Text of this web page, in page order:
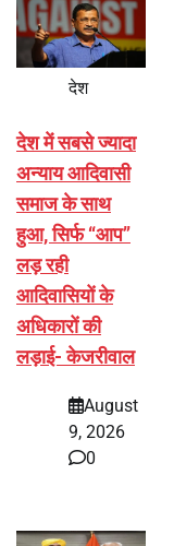
देश
देश में सबसे ज्यादा
अन्याय आदिवासी
समाज के साथ
हुआ, सिर्फ ‘‘आप’’
लड़ रही
आदिवासियों के
अधिकारों की
लड़ाई- केजरीवाल
August
9, 2026
0